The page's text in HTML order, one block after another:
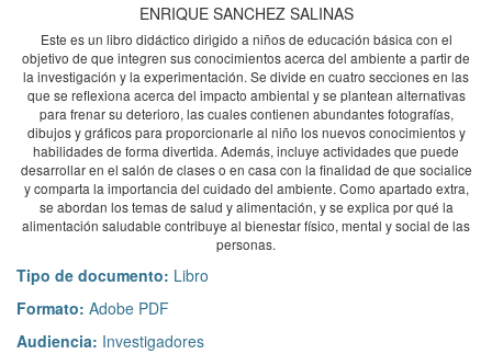
ENRIQUE SANCHEZ SALINAS
Este es un libro didáctico dirigido a niños de educación básica con el
objetivo de que integren sus conocimientos acerca del ambiente a partir de
la investigación y la experimentación. Se divide en cuatro secciones en las
que se reflexiona acerca del impacto ambiental y se plantean alternativas
para frenar su deterioro, las cuales contienen abundantes fotografías,
dibujos y gráficos para proporcionarle al niño los nuevos conocimientos y
habilidades de forma divertida. Además, incluye actividades que puede
desarrollar en el salón de clases o en casa con la finalidad de que socialice
y comparta la importancia del cuidado del ambiente. Como apartado extra,
se abordan los temas de salud y alimentación, y se explica por qué la
alimentación saludable contribuye al bienestar físico, mental y social de las
personas.
Tipo de documento: Libro
Formato: Adobe PDF
Audiencia: Investigadores